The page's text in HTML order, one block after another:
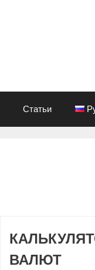
Статьи
ВАЛЮТ